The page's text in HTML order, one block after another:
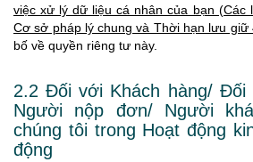
việc xử lý dữ liệu cá nhân của bạn (Các
Cơ sở pháp lý chung và Thời hạn lưu giữ
bố về quyền riêng tư này.
2.2 Đối với Khách hàng/ Đối
Người nộp đơn/ Người
chúng tôi trong Hoạt động
động